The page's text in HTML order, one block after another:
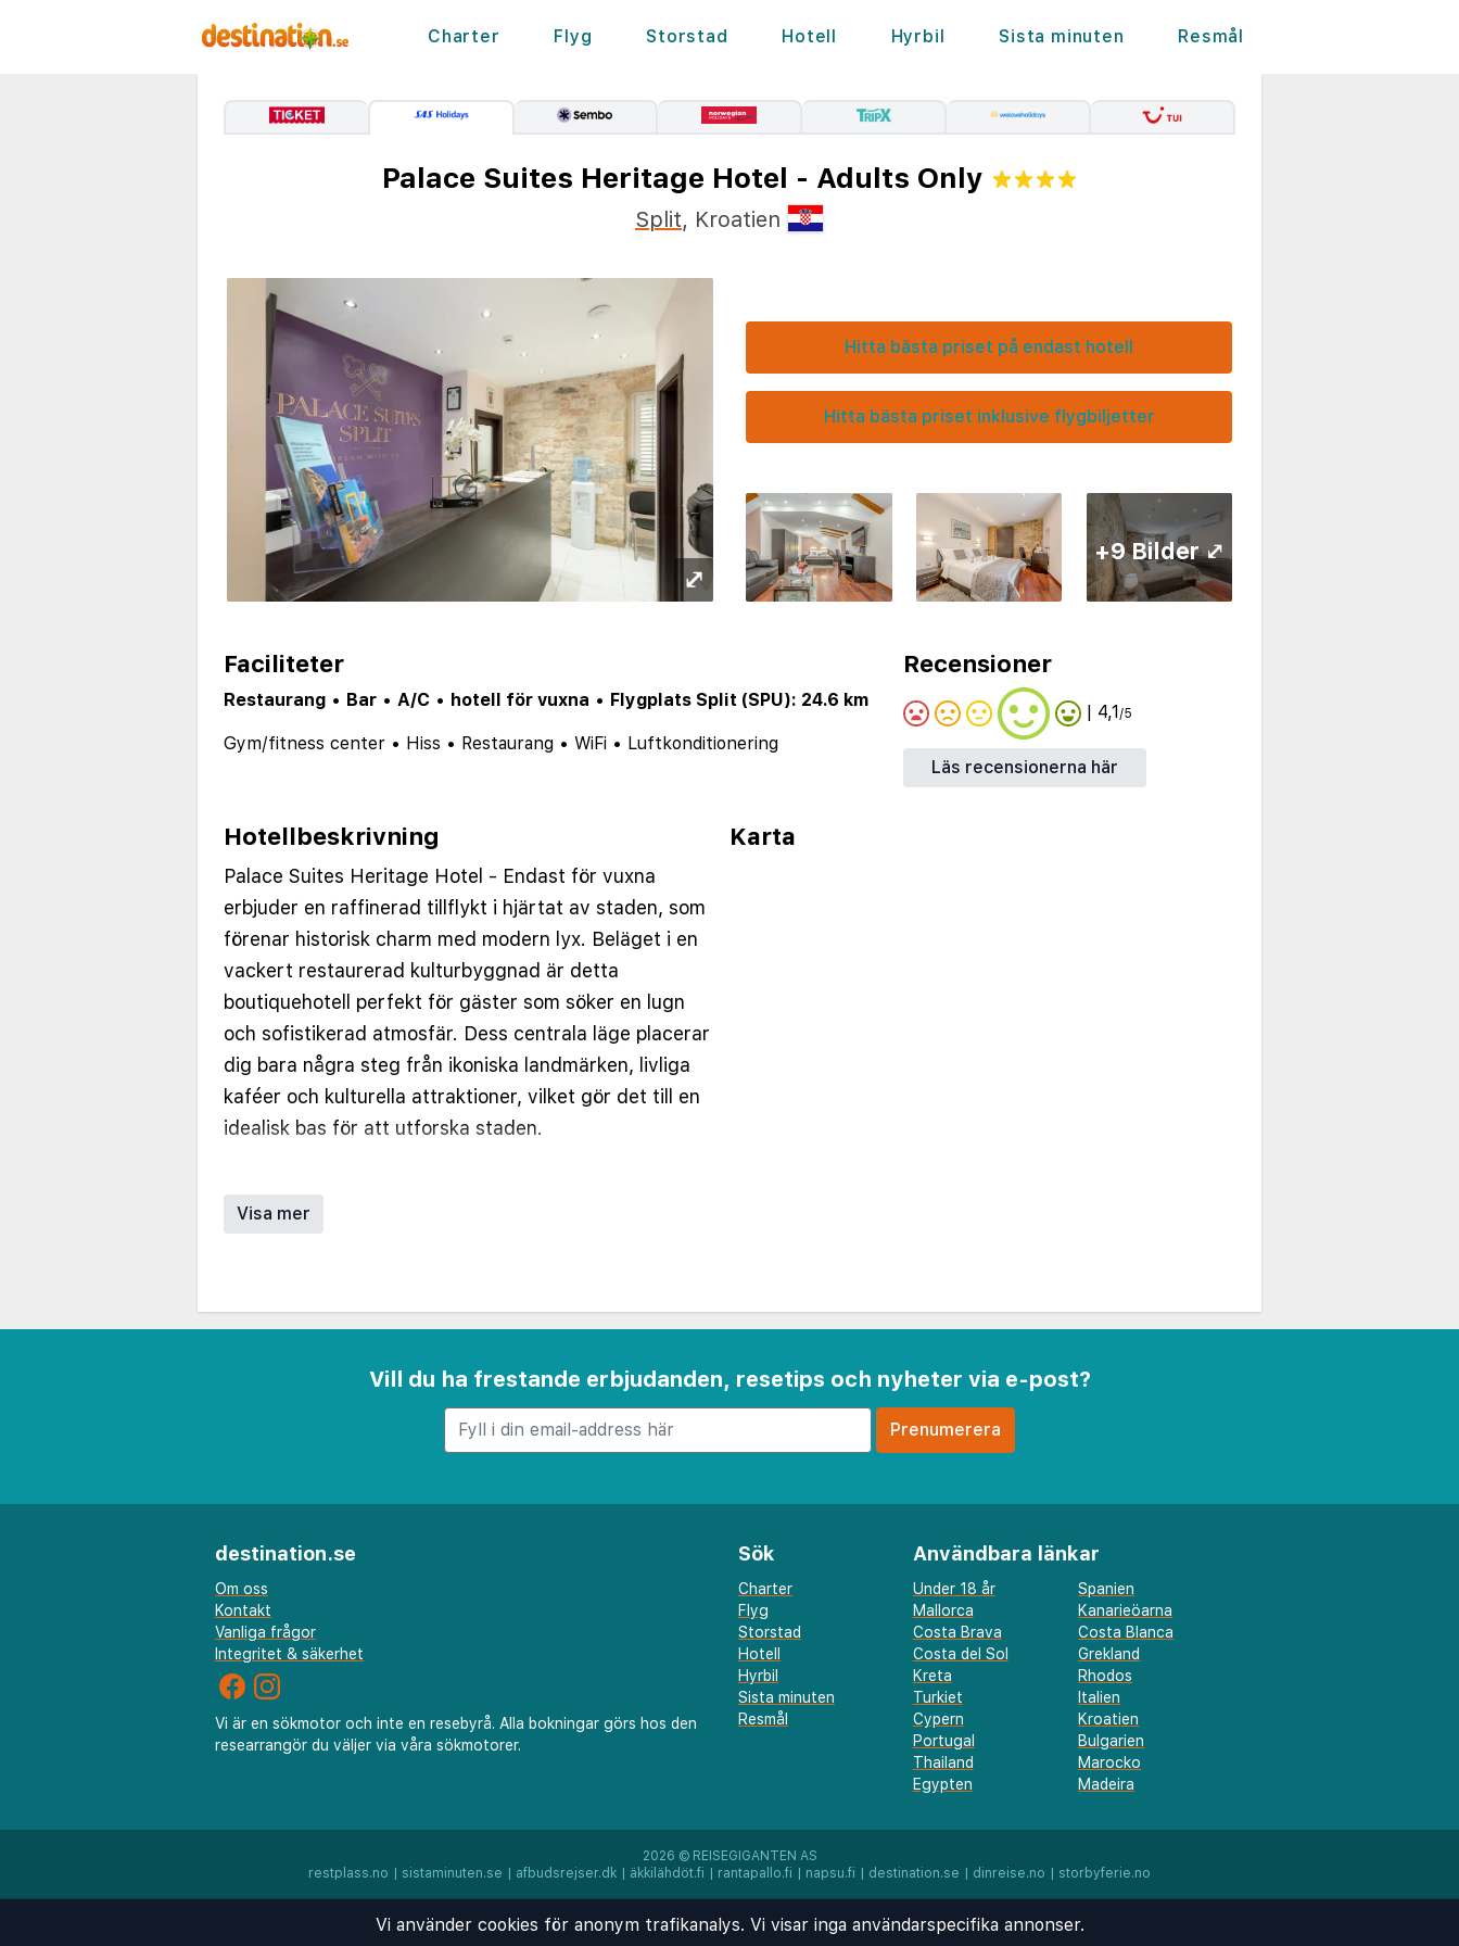
Charter Flyg Storstad Hotell Hyrbil Sista minuten Resmål
Palace Suites Heritage Hotel - Adults Only
Split, Kroatien
⤢
Hitta bästa priset på endast hotell
Hitta bästa priset inklusive flygbiljetter
+9 Bilder ⤢
Faciliteter
Restaurang • Bar • A/C • hotell för vuxna • Flygplats Split (SPU): 24.6 km
Gym/fitness center • Hiss • Restaurang • WiFi • Luftkonditionering
Recensioner
| 4,1 /5
Läs recensionerna här
Hotellbeskrivning
Palace Suites Heritage Hotel - Endast för vuxna
erbjuder en raffinerad tillflykt i hjärtat av staden, som
förenar historisk charm med modern lyx. Beläget i en
vackert restaurerad kulturbyggnad är detta
boutiquehotell perfekt för gäster som söker en lugn
och sofistikerad atmosfär. Dess centrala läge placerar
dig bara några steg från ikoniska landmärken, livliga
kaféer och kulturella attraktioner, vilket gör det till en
idealisk bas för att utforska staden.
utformad för att ge maximal komfort och elegans.
Rummen har lyxiga sängkläder, moderna möbler och
och rymliga badrum med premium toalettartiklar
säkerställer en avkopplande vistelse för varje gäst.
Gästerna kan börja sin dag med en läcker frukost som
serveras i den stiliga matsalen, eller koppla av på
uppmärksamma personal finns alltid tillgänglig för att
hjälpa till med rekommendationer, bokningar eller
smidig och minnesvärd upplevelse under din vistelse.
Som enbart för vuxna garanterar Palace Suites
Heritage Hotel en lugn och intim miljö, perfekt för par
eller ensamresenärer som söker en lugn tillflykt.
Oavsett om du besöker för affärer eller nöje kommer
Visa mer
Karta
Vill du ha frestande erbjudanden, resetips och nyheter via e-post?
destination.se
Om oss
Kontakt
Vanliga frågor
Integritet & säkerhet
Vi är en sökmotor och inte en resebyrå. Alla bokningar görs hos den
researrangör du väljer via våra sökmotorer.
Sök
Charter
Flyg
Storstad
Hotell
Hyrbil
Sista minuten
Resmål
Användbara länkar
Under 18 år
Spanien
Mallorca
Kanarieöarna
Costa Brava
Costa Blanca
Costa del Sol
Grekland
Kreta
Rhodos
Turkiet
Italien
Cypern
Kroatien
Portugal
Bulgarien
Thailand
Marocko
Egypten
Madeira
2026 © REISEGIGANTEN AS
restplass.no
sistaminuten.se afbudsrejser.dk äkkilähdöt.fi rantapallo.fi napsu.fi destination.se dinreise.no storbyferie.no
Vi använder cookies för anonym trafikanalys. Vi visar inga användarspecifika annonser.